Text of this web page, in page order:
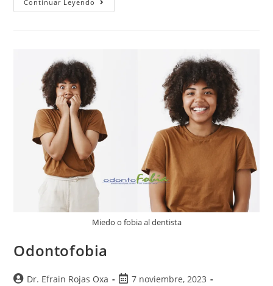
Continuar Leyendo
Miedo o fobia al dentista
Odontofobia
Dr. Efrain Rojas Oxa
7 noviembre, 2023